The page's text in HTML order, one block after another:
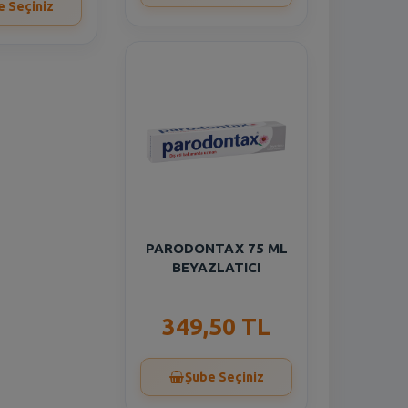
Seçiniz
PARODONTAX 75 ML
BEYAZLATICI
349,50 TL
Şube Seçiniz